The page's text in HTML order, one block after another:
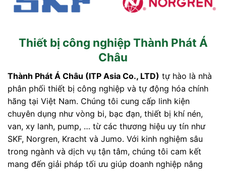
Thiết bị công nghiệp Thành Phát Á
Châu
Thành Phát Á Châu (ITP Asia Co., LTD) tự hào là nhà
phân phối thiết bị công nghiệp và tự động hóa chính
hãng tại Việt Nam. Chúng tôi cung cấp linh kiện
chuyên dụng như vòng bi, bạc đạn, thiết bị khí nén,
van, xy lanh, pump, … từ các thương hiệu uy tín như
SKF, Norgren, Kracht và Jumo. Với kinh nghiệm sâu
trong ngành và dịch vụ tận tâm, chúng tôi cam kết
mang đến giải pháp tối ưu giúp doanh nghiệp nâng